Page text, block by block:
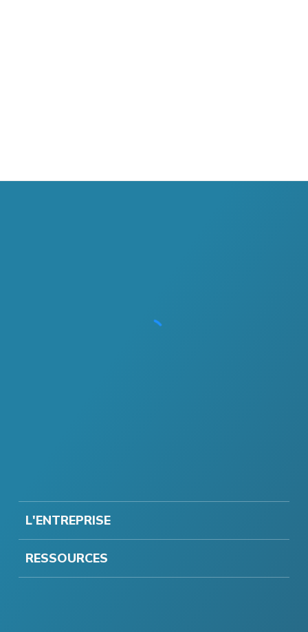
L'ENTREPRISE
RESSOURCES